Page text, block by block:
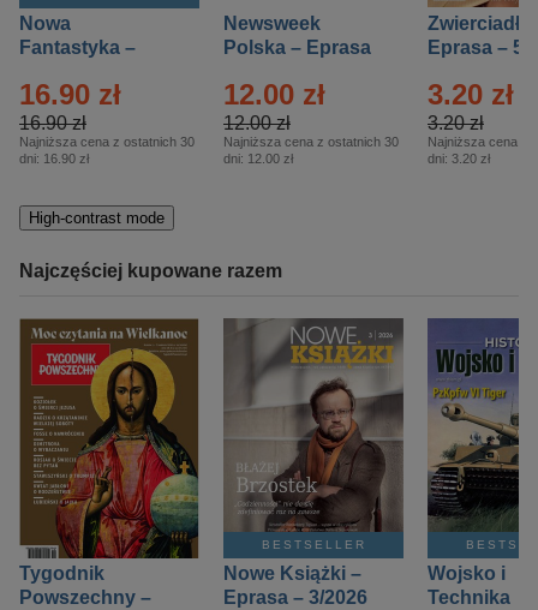
Nowa
Fantastyka –
16.90 zł
16.90 zł
Najniższa cena z ostatnich 30
dni: 16.90 zł
Newsweek
Polska – Eprasa
12.00 zł
12.00 zł
Najniższa cena z ostatnich 30
dni: 12.00 zł
Zwierciadło
Eprasa – 5/
3.20 zł
3.20 zł
Najniższa cena z
dni: 3.20 zł
High-contrast mode
Najczęściej kupowane razem
Tygodnik
Powszechny –
BESTSELLER
Nowe Książki –
Eprasa – 3/2026
Wojsko i
Technika